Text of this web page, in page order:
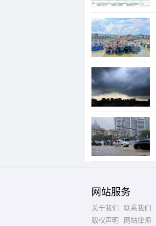
网站服务
关于我们 联系我们
版权声明
网站律师